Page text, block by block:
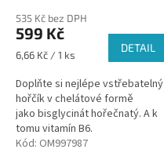
535 Kč bez DPH
599 Kč
Měrná
6,66 Kč / 1 ks
DETAIL
Doplňte si nejlépe vstřebatelný
hořčík v chelátové formě
jako bisglycinát hořečnatý. A k
tomu vitamín B6.
Kód: OM997987